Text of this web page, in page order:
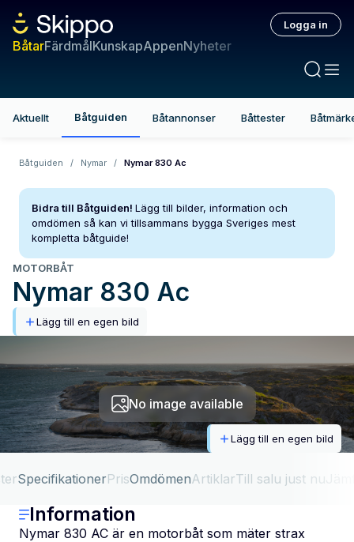
BåtarFärdmålKunskapAppenNyheter
Logga in
Aktuellt Båtguiden Båtannonser Båttester
Båtguiden / Nymar / Nymar 830 Ac
Bidra till Båtguiden! Lägg till bilder, information och
omdömen så kan vi tillsammans bygga Sveriges mest
kompletta båtguide!
MOTORBÅT
Nymar 830 Ac
Lägg till en egen bild
No image available
Lägg till en egen bild
SpecifikationerPrisOmdömenArtiklarTill salu just nu
Information
Nymar 830 AC är en motorbåt som mäter strax